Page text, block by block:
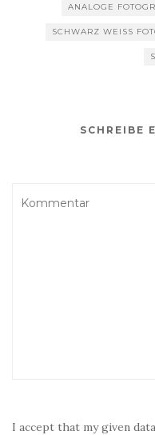
ANALOGE
SCHWARZ WEISS
SCHREIBE
I accept that my given